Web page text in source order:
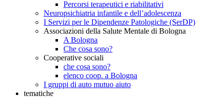
Percorsi terapeutici e riabilitativi
Neuropsichiatria infantile e dell’adolescenza
I Servizi per le Dipendenze Patologiche (SerDP)
Associazioni della Salute Mentale di Bologna
A Bologna
Che cosa sono?
Cooperative sociali
che cosa sono?
elenco coop. a Bologna
I gruppi di auto mutuo aiuto
tematiche